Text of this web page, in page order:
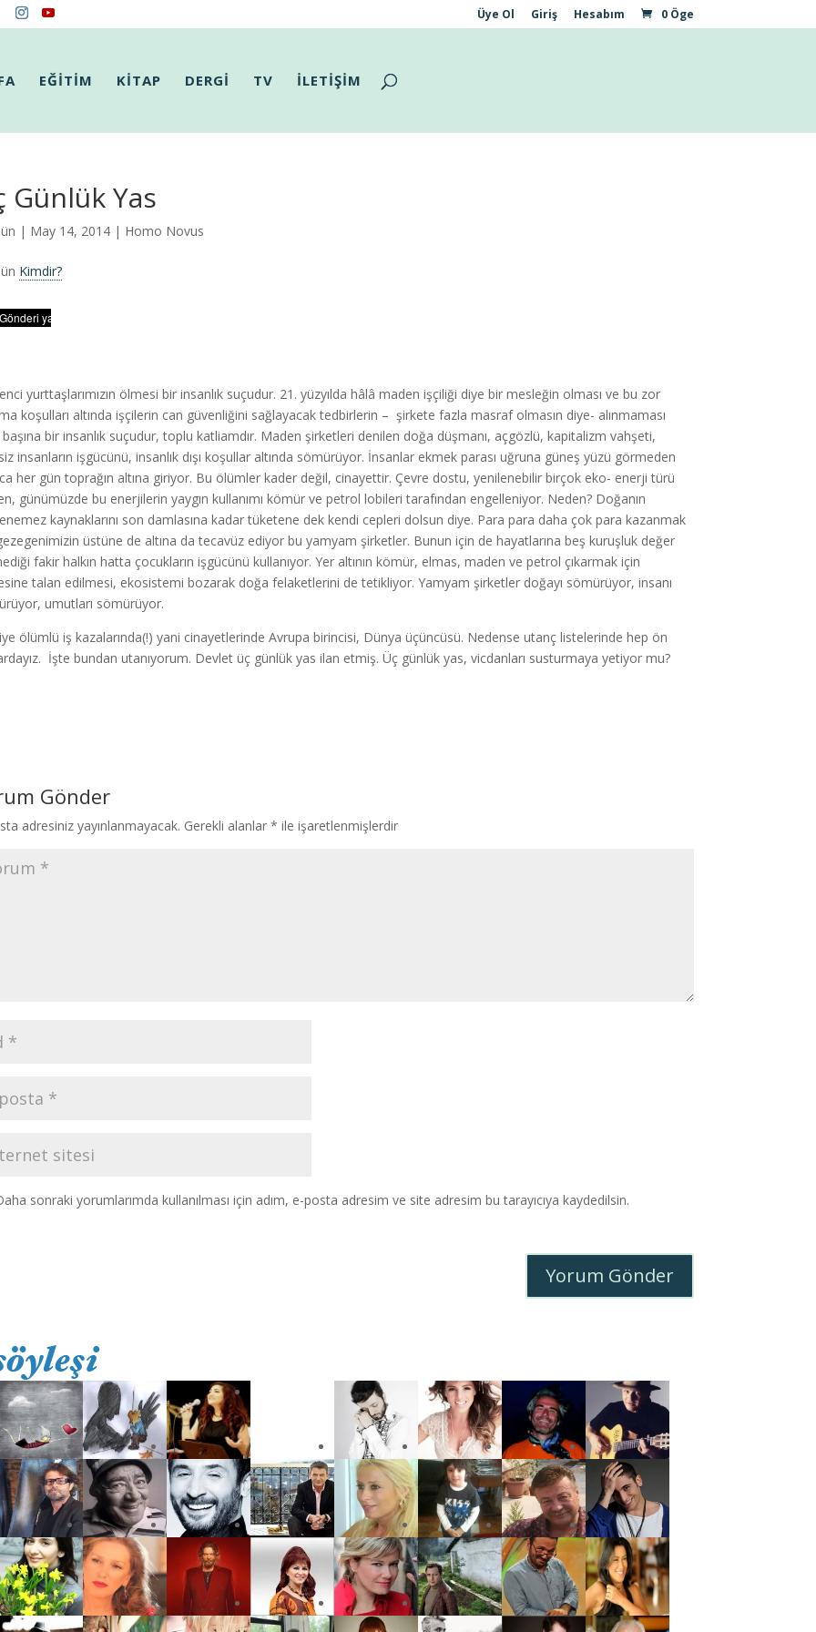
Üye Ol Giriş Hesabım 0 Öge
EĞİTİM KİTAP DERGİ TV İLETİŞİM
Günlük Yas
| May 14, 2014 | Homo Novus
Kimdir?
yurttaşlarımızın ölmesi bir insanlık suçudur. 21. yüzyılda hâlâ maden işçiliği diye bir mesleğin olması ve bu zor
koşulları altında işçilerin can güvenliğini sağlayacak tedbirlerin – şirkete fazla masraf olmasın diye- alınmaması
başına bir insanlık suçudur, toplu katliamdır. Maden şirketleri denilen doğa düşmanı, açgözlü, kapitalizm vahşeti,
insanların işgücünü, insanlık dışı koşullar altında sömürüyor. İnsanlar ekmek parası uğruna güneş yüzü görmeden
her gün toprağın altına giriyor. Bu ölümler kader değil, cinayettir. Çevre dostu, yenilenebilir birçok eko- enerji türü
günümüzde bu enerjilerin yaygın kullanımı kömür ve petrol lobileri tarafından engelleniyor. Neden? Doğanın
kaynaklarını son damlasına kadar tüketene dek kendi cepleri dolsun diye. Para para daha çok para kazanmak
üstüne de altına da tecavüz ediyor bu yamyam şirketler. Bunun için de hayatlarına beş kuruşluk değer
fakir halkın hatta çocukların işgücünü kullanıyor. Yer altının kömür, elmas, maden ve petrol çıkarmak için
talan edilmesi, ekosistemi bozarak doğa felaketlerini de tetikliyor. Yamyam şirketler doğayı sömürüyor, insanı
umutları sömürüyor.
ölümlü iş kazalarında(!) yani cinayetlerinde Avrupa birincisi, Dünya üçüncüsü. Nedense utanç listelerinde hep ön
İşte bundan utanıyorum. Devlet üç günlük yas ilan etmiş. Üç günlük yas, vicdanları susturmaya yetiyor mu?
Gönder
adresiniz yayınlanmayacak. Gerekli alanlar * ile işaretlenmişlerdir
sonraki yorumlarımda kullanılması için adım, e-posta adresim ve site adresim bu tarayıcıya kaydedilsin.